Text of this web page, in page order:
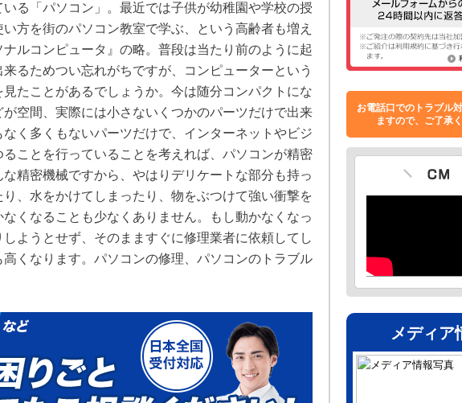
る「パソコン」。最近では子供が幼稚園や学校の授
方を街のパソコン教室で学ぶ、という高齢者も増え
ルコンピュータ』の略。普段は当たり前のように起
るためつい忘れがちですが、コンピューターという
たことがあるでしょうか。今は随分コンパクトにな
空間、実際には小さないくつかのパーツだけで出来
く多くもないパーツだけで、インターネットやビジ
ことを行っていることを考えれば、パソコンが精密
精密機械ですから、やはりデリケートな部分も持っ
、水をかけてしまったり、物をぶつけて強い衝撃を
くなることも少なくありません。もし動かなくなっ
ようとせず、そのまますぐに修理業者に依頼してし
くなります。パソコンの修理、パソコンのトラブル
お電話口でのトラブル
ますので、ご了承く
メディア